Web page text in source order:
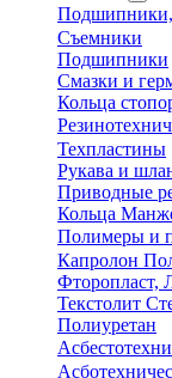
Подшипники,
Съемники
Подшипники
Смазки и
Кольца
Техпластины
Рукава и
Приводные
Кольца
Полимеры и
Капролон
Текстолит
Полиуретан